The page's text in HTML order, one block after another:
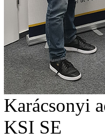
Karácsonyi
KSI SE